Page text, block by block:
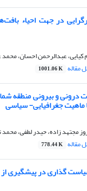
در جهت احیاء
عبدالرحمن احسان،
مقاله 1001.06 K
درونی و بیرونی منطقه
ماهیت جغرافیایی- سیاسی
مجتهد زاده، حیدر لطفی،
مقاله 778.44 K
گذاری در پیشگیری از